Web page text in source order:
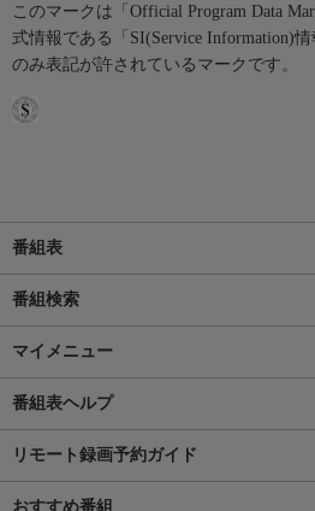
このマークは「Official Program Data
式情報である「SI(Service Information)
のみ表記が許されているマークです。
番組表
番組検索
マイメニュー
番組表ヘルプ
リモート録画予約ガイド
おすすめ番組